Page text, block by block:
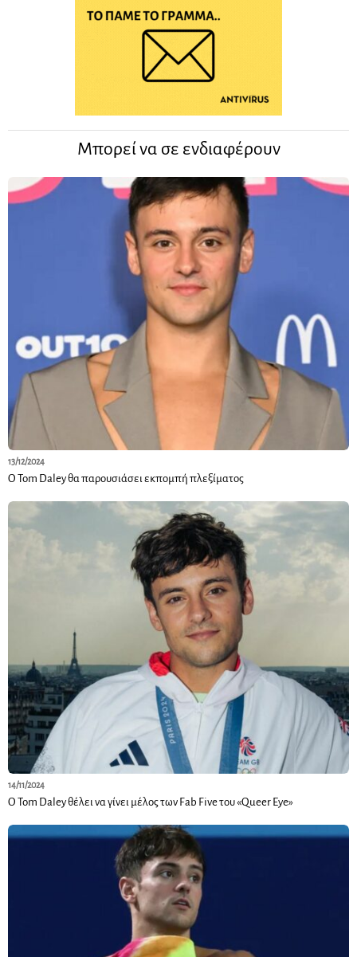
Μπορεί να σε ενδιαφέρουν
13/12/2024
Ο Tom Daley θα παρουσιάσει εκπομπή πλεξίματος
14/11/2024
Ο Tom Daley θέλει να γίνει μέλος των Fab Five του «Queer Eye»